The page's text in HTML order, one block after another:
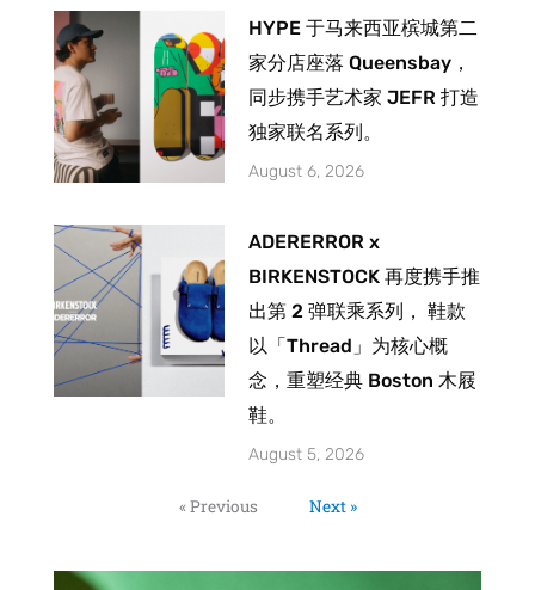
HYPE 于马来西亚槟城第二
家分店座落 Queensbay，
同步携手艺术家 JEFR 打造
独家联名系列。
August 6, 2026
ADERERROR x
BIRKENSTOCK 再度携手推
出第 2 弹联乘系列， 鞋款
以「Thread」为核心概
念，重塑经典 Boston 木屐
鞋。
August 5, 2026
« Previous Next »